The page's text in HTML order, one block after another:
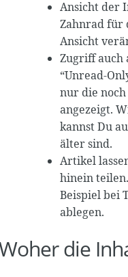
Ansicht der
Zahnrad für
Ansicht
Zugriff auch
“Unread-
nur die
angezeigt.
kannst Du
älter sind.
Artikel
hinein
Beispiel bei
ablegen.
die